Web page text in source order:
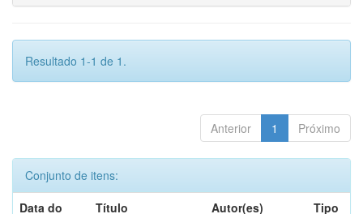
Resultado 1-1 de 1.
Anterior 1 Próximo
Conjunto de itens:
Data do
Título Autor(es) Tipo